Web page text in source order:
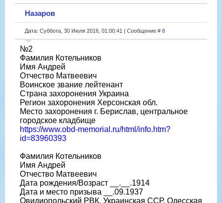
Назаров
Дата: Суббота, 30 Июля 2016, 01:00:41 | Сообщение # 8
№2
Фамилия Котельников
Имя Андрей
Отчество Матвеевич
Воинское звание лейтенант
Страна захоронения Украина
Регион захоронения Херсонская обл.
Место захоронения г. Берислав, центральное
городское кладбище
https://www.obd-memorial.ru/html/info.htm?
id=83960393
Фамилия Котельников
Имя Андрей
Отчество Матвеевич
Дата рождения/Возраст __.__.1914
Дата и место призыва __.09.1937
Овидиопольский РВК, Украинская ССР, Одесская